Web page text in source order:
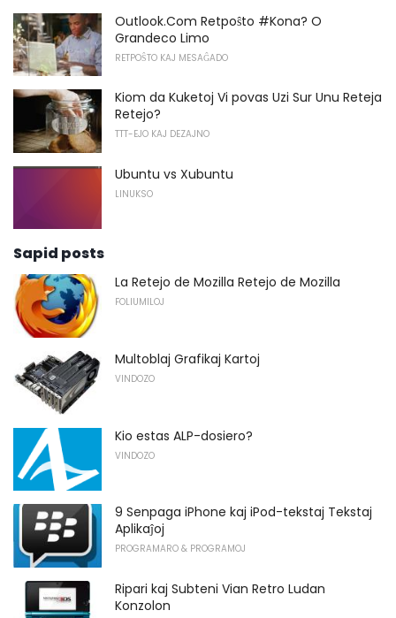
Outlook.Com Retpoŝto #Kona? O
Grandeco Limo
RETPOŜTO KAJ MESAĜADO
Kiom da Kuketoj Vi povas Uzi Sur Unu Reteja
Retejo?
TTT-EJO KAJ DEZAJNO
Ubuntu vs Xubuntu
LINUKSO
Sapid posts
La Retejo de Mozilla Retejo de Mozilla
FOLIUMILOJ
Multoblaj Grafikaj Kartoj
VINDOZO
Kio estas ALP-dosiero?
VINDOZO
9 Senpaga iPhone kaj iPod-tekstaj Tekstaj
Aplikaĵoj
PROGRAMARO & PROGRAMOJ
Ripari kaj Subteni Vian Retro Ludan
Konzolon